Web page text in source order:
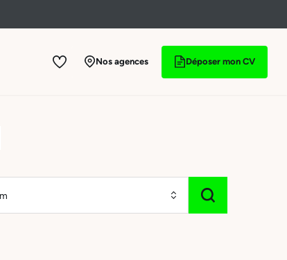
Nos agences Déposer mon CV